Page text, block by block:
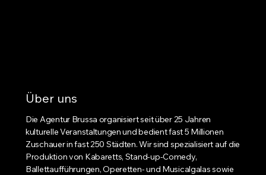
Über uns
Die Agentur Brussa organisiert seit über 25 Jahren
kulturelle Veranstaltungen und bedient fast 5 Millionen
Zuschauer in fast 250 Städten. Wir sind spezialisiert auf die
Produktion von Kabaretts, Stand-up-Comedy,
Ballettaufführungen, Operetten- und Musicalgalas sowie